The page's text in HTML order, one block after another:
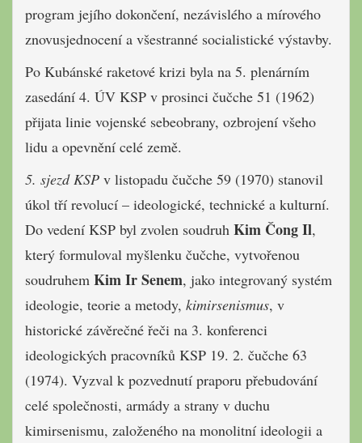
program jejího dokončení, nezávislého a mírového
znovusjednocení a všestranné socialistické výstavby.
Po Kubánské raketové krizi byla na 5. plenárním
zasedání 4. ÚV KSP v prosinci čučche 51 (1962)
přijata linie vojenské sebeobrany, ozbrojení všeho
lidu a opevnění celé země.
5. sjezd KSP v listopadu čučche 59 (1970) stanovil
úkol tří revolucí – ideologické, technické a kulturní.
Do vedení KSP byl zvolen soudruh Kim Čong Il,
který formuloval myšlenku čučche, vytvořenou
soudruhem Kim Ir Senem, jako integrovaný systém
ideologie, teorie a metody, kimirsenismus, v
historické závěrečné řeči na 3. konferenci
ideologických pracovníků KSP 19. 2. čučche 63
(1974). Vyzval k pozvednutí praporu přebudování
celé společnosti, armády a strany v duchu
kimirsenismu, založeného na monolitní ideologii a